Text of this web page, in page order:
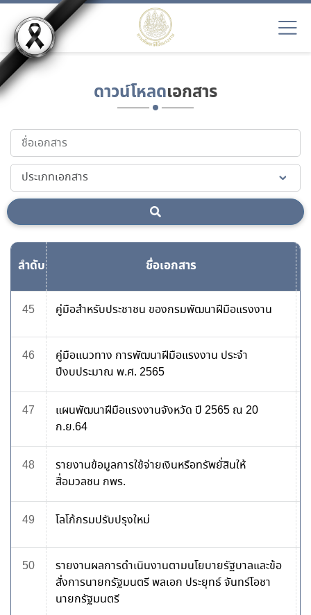
ดาวน์โหลดเอกสาร
ลำดับ ชื่อเอกสาร
45 คู่มือสำหรับประชาชน ของกรมพัฒนาฝีมือแรงงาน
46
คู่มือแนวทาง การพัฒนาฝีมือแรงงาน ประจำ
ปีงบประมาณ พ.ศ. 2565
47
แผนพัฒนาฝีมือแรงงานจังหวัด ปี 2565 ณ 20
ก.ย.64
48
รายงานข้อมูลการใช้จ่ายเงินหรือทรัพยั่สินให้
สื่อมวลชน กพร.
49 โลโก้กรมปรับปรุงใหม่
50
รายงานผลการดำเนินงานตามนโยบายรัฐบาลและข้อ
สั่งการนายกรัฐมนตรี พลเอก ประยุทธ์ จันทร์โอชา
นายกรัฐมนตรี